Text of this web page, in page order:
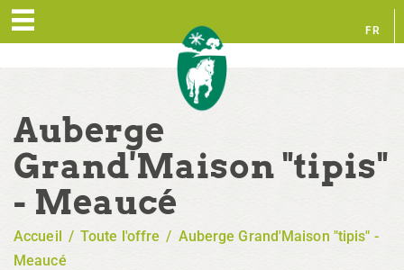
FR
Auberge
Grand'Maison "tipis"
- Meaucé
Accueil / Toute l'offre / Auberge Grand'Maison "tipis" -
Meaucé